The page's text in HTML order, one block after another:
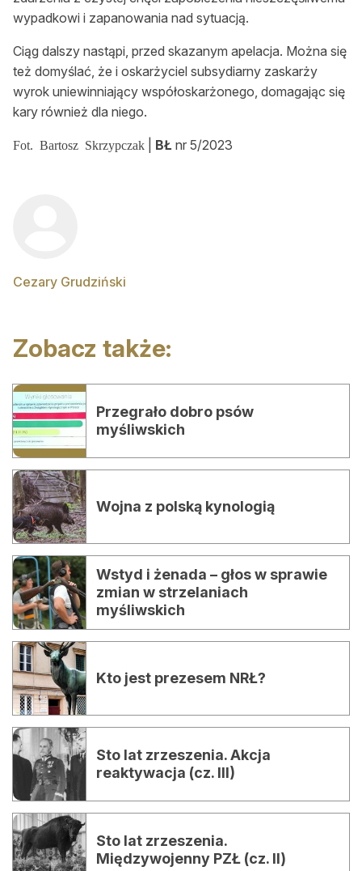
wypadkowi i zapanowania nad sytuacją.
Ciąg dalszy nastąpi, przed skazanym apelacja. Można się
też domyślać, że i oskarżyciel subsydiarny zaskarży
wyrok uniewinniający współoskarżonego, domagając się
kary również dla niego.
Fot. Bartosz Skrzypczak BŁ nr 5/2023
Cezary Grudziński
Zobacz także:
Przegrało dobro psów
myśliwskich
​Wojna z polską kynologią
Wstyd i żenada – głos w sprawie
zmian w strzelaniach
myśliwskich
Kto jest prezesem NRŁ?
Sto lat zrzeszenia. Akcja
reaktywacja (cz. III)
Sto lat zrzeszenia.
Międzywojenny PZŁ (cz. II)